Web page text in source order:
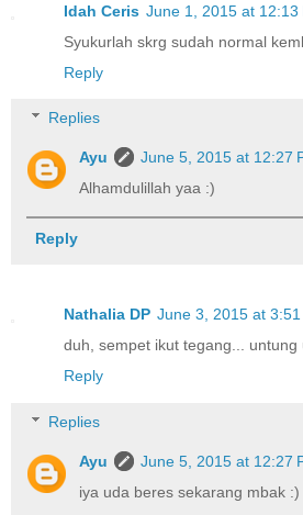
Idah Ceris June 1, 2015 at 12:13
Syukurlah skrg sudah normal
Reply
Replies
Ayu
June 5, 2015 at 12:27
Alhamdulillah yaa :)
Reply
Nathalia DP June 3, 2015 at 3:51
duh, sempet ikut tegang... untung
Reply
Replies
Ayu
June 5, 2015 at 12:27
iya uda beres sekarang mbak :)